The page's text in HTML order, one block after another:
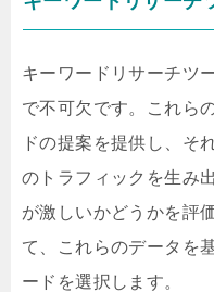
キーワードリサーチツ
で不可欠です。これら
ドの提案を提供し、そ
のトラフィックを生み
が激しいかどうかを評
て、これらのデータを
ードを選択します。